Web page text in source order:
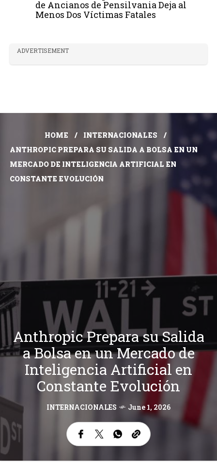
de Ancianos de Pensilvania Deja al
Menos Dos Víctimas Fatales
ADVERTISEMENT
HOME
INTERNACIONALES
ANTHROPIC PREPARA SU SALIDA A BOLSA EN UN
MERCADO DE INTELIGENCIA ARTIFICIAL EN
CONSTANTE EVOLUCIÓN
Anthropic Prepara su Salida
a Bolsa en un Mercado de
Inteligencia Artificial en
Constante Evolución
INTERNACIONALES June 1, 2026